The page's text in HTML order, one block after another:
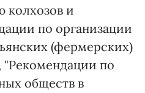
колхозов и
по организации
(фермерских)
"Рекомендации по
обществ в